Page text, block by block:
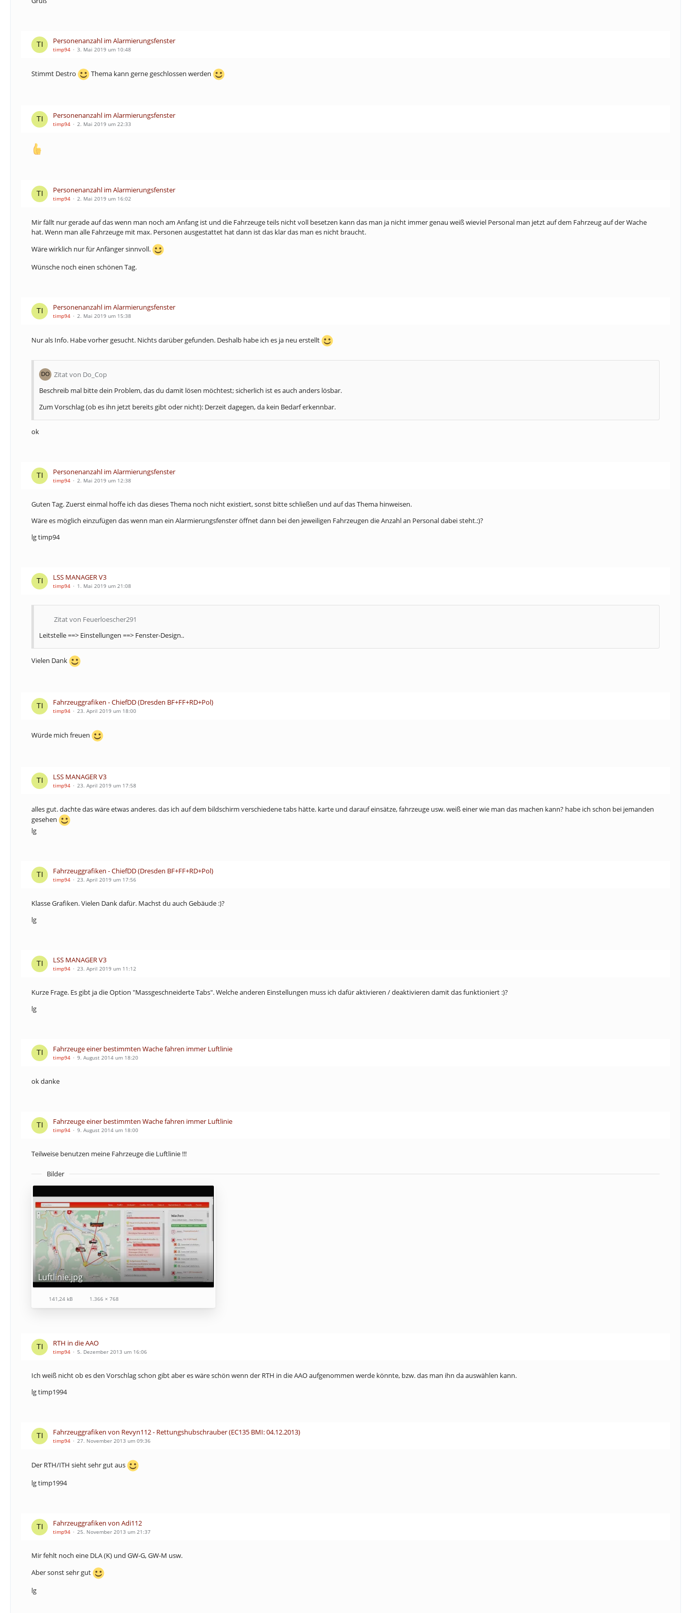
Personenanzahl im Alarmierungsfenster
timp94 3. Mai 2019 um 10:48
Stimmt Destro Thema kann gerne geschlossen werden
Personenanzahl im Alarmierungsfenster
timp94 2. Mai 2019 um 22:33
Personenanzahl im Alarmierungsfenster
timp94 2. Mai 2019 um 16:02
Mir fällt nur gerade auf das wenn man noch am Anfang ist und die Fahrzeuge teils nicht voll besetzen kann das man ja nicht immer genau weiß wieviel Personal man jetzt auf dem Fahrzeug auf der Wache
hat. Wenn man alle Fahrzeuge mit max. Personen ausgestattet hat dann ist das klar das man es nicht braucht.
Wäre wirklich nur für Anfänger sinnvoll.
Wünsche noch einen schönen Tag.
Personenanzahl im Alarmierungsfenster
timp94 2. Mai 2019 um 15:38
Nur als Info. Habe vorher gesucht. Nichts darüber gefunden. Deshalb habe ich es ja neu erstellt
Zitat von Do_Cop
Beschreib mal bitte dein Problem, das du damit lösen möchtest; sicherlich ist es auch anders lösbar.
Zum Vorschlag (ob es ihn jetzt bereits gibt oder nicht): Derzeit dagegen, da kein Bedarf erkennbar.
ok
Personenanzahl im Alarmierungsfenster
timp94 2. Mai 2019 um 12:38
Guten Tag. Zuerst einmal hoffe ich das dieses Thema noch nicht existiert, sonst bitte schließen und auf das Thema hinweisen.
Wäre es möglich einzufügen das wenn man ein Alarmierungsfenster öffnet dann bei den jeweiligen Fahrzeugen die Anzahl an Personal dabei steht.:)?
lg timp94
LSS MANAGER V3
timp94 1. Mai 2019 um 21:08
Zitat von Feuerloescher291
Leitstelle ==> Einstellungen ==> Fenster-Design..
Vielen Dank
Fahrzeuggrafiken - ChiefDD (Dresden BF+FF+RD+Pol)
timp94 23. April 2019 um 18:00
Würde mich freuen
LSS MANAGER V3
timp94 23. April 2019 um 17:58
alles gut. dachte das wäre etwas anderes. das ich auf dem bildschirm verschiedene tabs hätte. karte und darauf einsätze, fahrzeuge usw. weiß einer wie man das machen kann? habe ich schon bei jemanden
gesehen
lg
Fahrzeuggrafiken - ChiefDD (Dresden BF+FF+RD+Pol)
timp94 23. April 2019 um 17:56
Klasse Grafiken. Vielen Dank dafür. Machst du auch Gebäude :)?
lg
LSS MANAGER V3
timp94 23. April 2019 um 11:12
Kurze Frage. Es gibt ja die Option "Massgeschneiderte Tabs". Welche anderen Einstellungen muss ich dafür aktivieren / deaktivieren damit das funktioniert :)?
lg
Fahrzeuge einer bestimmten Wache fahren immer Luftlinie
timp94 9. August 2014 um 18:20
ok danke
Fahrzeuge einer bestimmten Wache fahren immer Luftlinie
timp94 9. August 2014 um 18:00
Teilweise benutzen meine Fahrzeuge die Luftlinie !!!
Bilder
Luftlinie.jpg
141,24 kB 1.366 × 768
RTH in die AAO
timp94 5. Dezember 2013 um 16:06
Ich weiß nicht ob es den Vorschlag schon gibt aber es wäre schön wenn der RTH in die AAO aufgenommen werde könnte, bzw. das man ihn da auswählen kann.
lg timp1994
Fahrzeuggrafiken von Revyn112 - Rettungshubschrauber (EC135 BMI: 04.12.2013)
timp94 27. November 2013 um 09:36
Der RTH/ITH sieht sehr gut aus
lg timp1994
Fahrzeuggrafiken von Adi112
timp94 25. November 2013 um 21:37
Mir fehlt noch eine DLA (K) und GW-G, GW-M usw.
Aber sonst sehr gut
lg